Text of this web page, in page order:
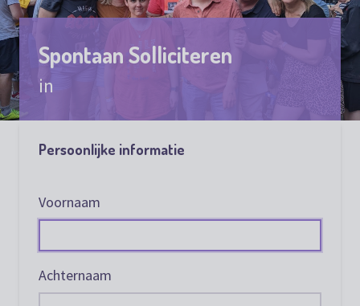
Spontaan Solliciteren
in
Persoonlijke informatie
Voornaam
Achternaam